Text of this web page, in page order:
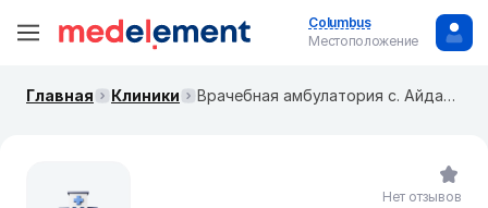
Columbus
Местоположение
Главная Клиники Врачебная амбулатория с. Айдарлы
Нет отзывов